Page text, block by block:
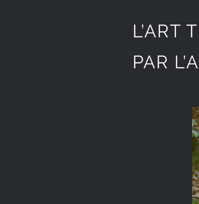
L’ART
PAR